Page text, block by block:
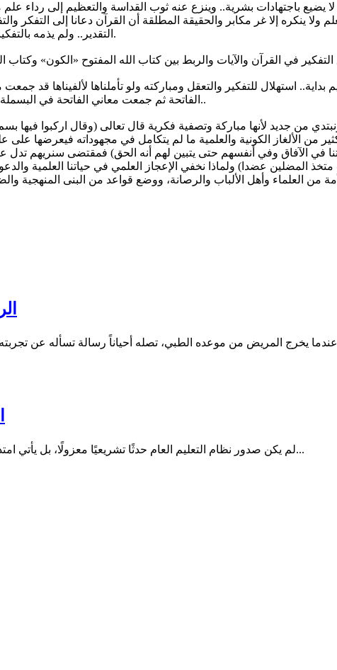
يضيع باجتهادات بشرية.. وينزع عنه ثوب القداسة والتعظيم إلى
ولا ينكره إلا غر مكابر والحقيقة المطلقة أن القرآن دعانا إلى
التقدير.. ولم يذمه بالتفكير.. لأنه مفاتيح الخير والعلم والهدى والرشاد.. ومحال أن القرآن يتناقض.
بداية.. استهلال للتفكير والتعقل ومباركته ولو تأملناها لألفيناها
الفاتحة ثم جمعت معاني الفاتحة في البسملة وأول حرف باء التي من تأويلها (بي يالله ما كان وما يكون وما سيكون)..
من جديد لأنها مباركة وتصفية فكرية قال تعالى (وقال اركبوا فيها
من الألغاز الكونية والعلمية ما لم يتكامل في مجهوداته
في الآفاق وفي أنفسهم حتى يتبين لهم أنه الحق) فمقتضى سنريهم تدل على
المضلين عضدا) ولماذا نخفي الإعجاز العلمي في حياتنا العلمية
لم يكن صدور نظام التعليم العام حدثًا تشريعيًا معزولًا، بل يأتي امتدادًا لمسار بدأ قبل سنوات مع صدور نظام الجامعات، في خطوة تعكس...